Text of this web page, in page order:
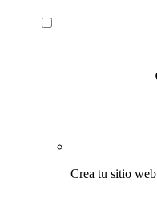
Crea tu sitio web